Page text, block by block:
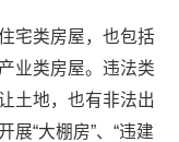
宅类房屋，也包括
业类房屋。违法类
土地，也有非法出
“大棚房”、“违建